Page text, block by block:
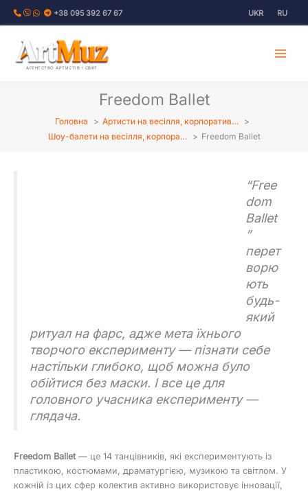
Перейти
+38 095 392 67 67 UKR RU
АГЕНТСТВО АРТИСТІВ І СВЯТ
Freedom Ballet
Головна
Артисти на весілля, корпоратив…
Шоу-балети на весілля, корпора…
Freedom Ballet
“Free
dom
Ballet
”
перет
ворю
ють
будь-
який
ритуал на фарс, адже мета їхнього
творчого експерименту — пізнати себе
настільки глибоко, щоб можна було
обійтися без маски. І все це для
головного учасника експерименту —
глядача.
Freedom Ballet— це 14 танцівників, які експериментують із
пластикою, костюмами, драматургією, музикою та світлом. У
кожній із цих сфер колектив активно використовує інновації,